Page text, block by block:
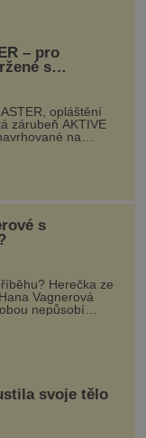
– pro
s
opláštění
zárubeň AKTIVE
na
atypické
ale i
s
Herečka ze
Vagnerová
nepůsobí
svoje tělo